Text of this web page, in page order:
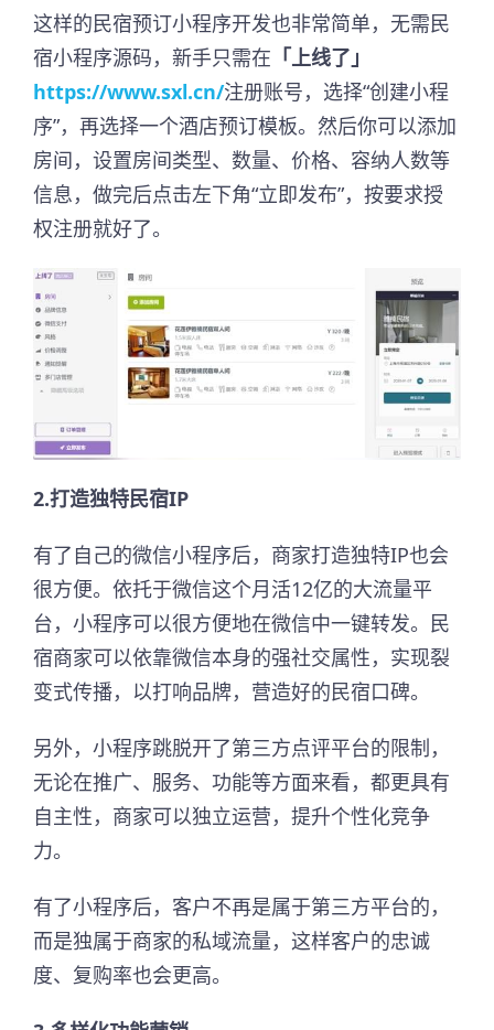
这样的民宿预订小程序开发也非常简单，无需民
宿小程序源码，新手只需在 「上线了」
https://www.sxl.cn/注册账号，选择“创建小程
序”，再选择一个酒店预订模板。然后你可以添加
房间，设置房间类型、数量、价格、容纳人数等
信息，做完后点击左下角“立即发布”，按要求授
权注册就好了。
2.打造独特民宿IP
有了自己的微信小程序后，商家打造独特IP也会
很方便。依托于微信这个月活12亿的大流量平
台，小程序可以很方便地在微信中一键转发。民
宿商家可以依靠微信本身的强社交属性，实现裂
变式传播，以打响品牌，营造好的民宿口碑。
另外，小程序跳脱开了第三方点评平台的限制，
无论在推广、服务、功能等方面来看，都更具有
自主性，商家可以独立运营，提升个性化竞争
力。
有了小程序后，客户不再是属于第三方平台的，
而是独属于商家的私域流量，这样客户的忠诚
度、复购率也会更高。